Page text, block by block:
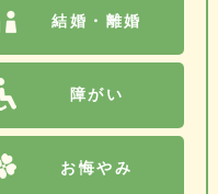
結婚・離婚
障がい
お悔やみ